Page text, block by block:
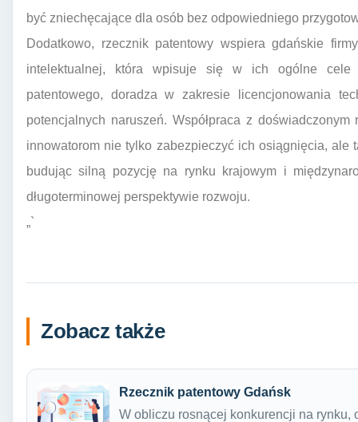
być zniechęcające dla osób bez odpowiedniego
Dodatkowo, rzecznik patentowy wspiera gdańskie
intelektualnej, która wpisuje się w ich ogólne cele
patentowego, doradza w zakresie licencjonowania
potencjalnych naruszeń. Współpraca z
innowatorom nie tylko zabezpieczyć ich osiągnięcia, ale
budując silną pozycję na rynku krajowym i
długoterminowej perspektywie rozwoju.
„`
Zobacz także
Rzecznik patentowy Gdańsk
W obliczu rosnącej konkurencji na